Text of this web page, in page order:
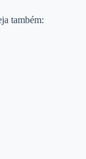
também: